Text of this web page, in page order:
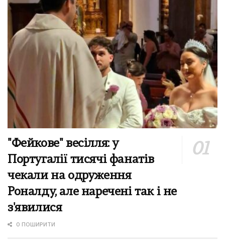
"Фейкове" весілля: у
Португалії тисячі фанатів
чекали на одруження
Роналду, але наречені так і не
з'явилися
0 ПОШИРИТИ